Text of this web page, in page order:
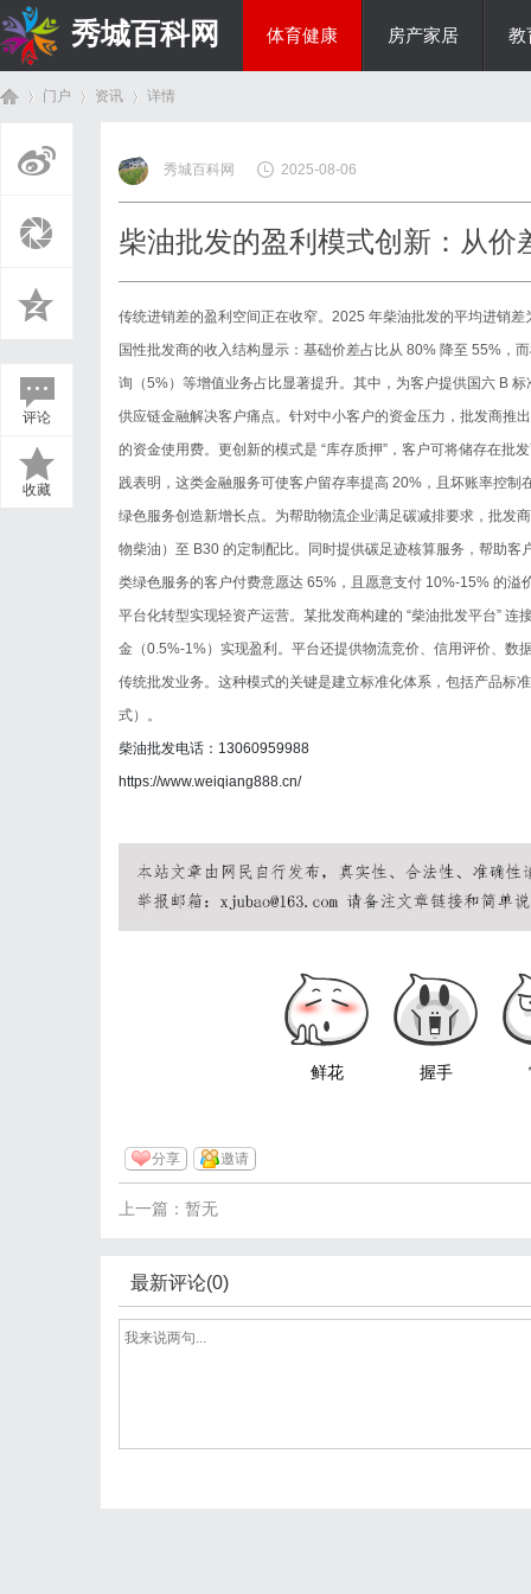
秀城百科网 体育健康 房产家居 教
门户 资讯
›
详情
评论
收藏
秀城百科网 2025-08-06
柴油批发的盈利模式创新：从价
传统进销差的盈利空间正在收窄。2025 年柴油批发的平均进销差
国性批发商的收入结构显示：基础价差占比从 80% 降至 55%，
询（5%）等增值业务占比显著提升。其中，为客户提供国六 B
供应链金融解决客户痛点。针对中小客户的资金压力，批发商推
的资金使用费。更创新的模式是 “库存质押”，客户可将储存在
践表明，这类金融服务可使客户留存率提高 20%，且坏账率控制
绿色服务创造新增长点。为帮助物流企业满足碳减排要求，批发
物柴油）至 B30 的定制配比。同时提供碳足迹核算服务，帮助
类绿色服务的客户付费意愿达 65%，且愿意支付 10%-15% 的溢
平台化转型实现轻资产运营。某批发商构建的 “柴油批发平台”
金（0.5%-1%）实现盈利。平台还提供物流竞价、信用评价、
传统批发业务。这种模式的关键是建立标准化体系，包括产品标
式）。
柴油批发电话：13060959988
https://www.weiqiang888.cn/
鲜花 握手
分享 邀请
上一篇：暂无
最新评论(0)